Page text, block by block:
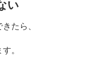
い
たら、
。